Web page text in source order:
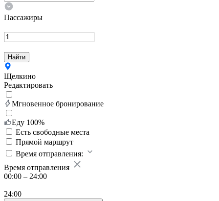
Пассажиры
Найти
Щелкино
Редактировать
Мгновенное бронирование
Еду 100%
Есть свободные места
Прямой маршрут
Время отправления:
Время отправления
00:00 – 24:00
24:00